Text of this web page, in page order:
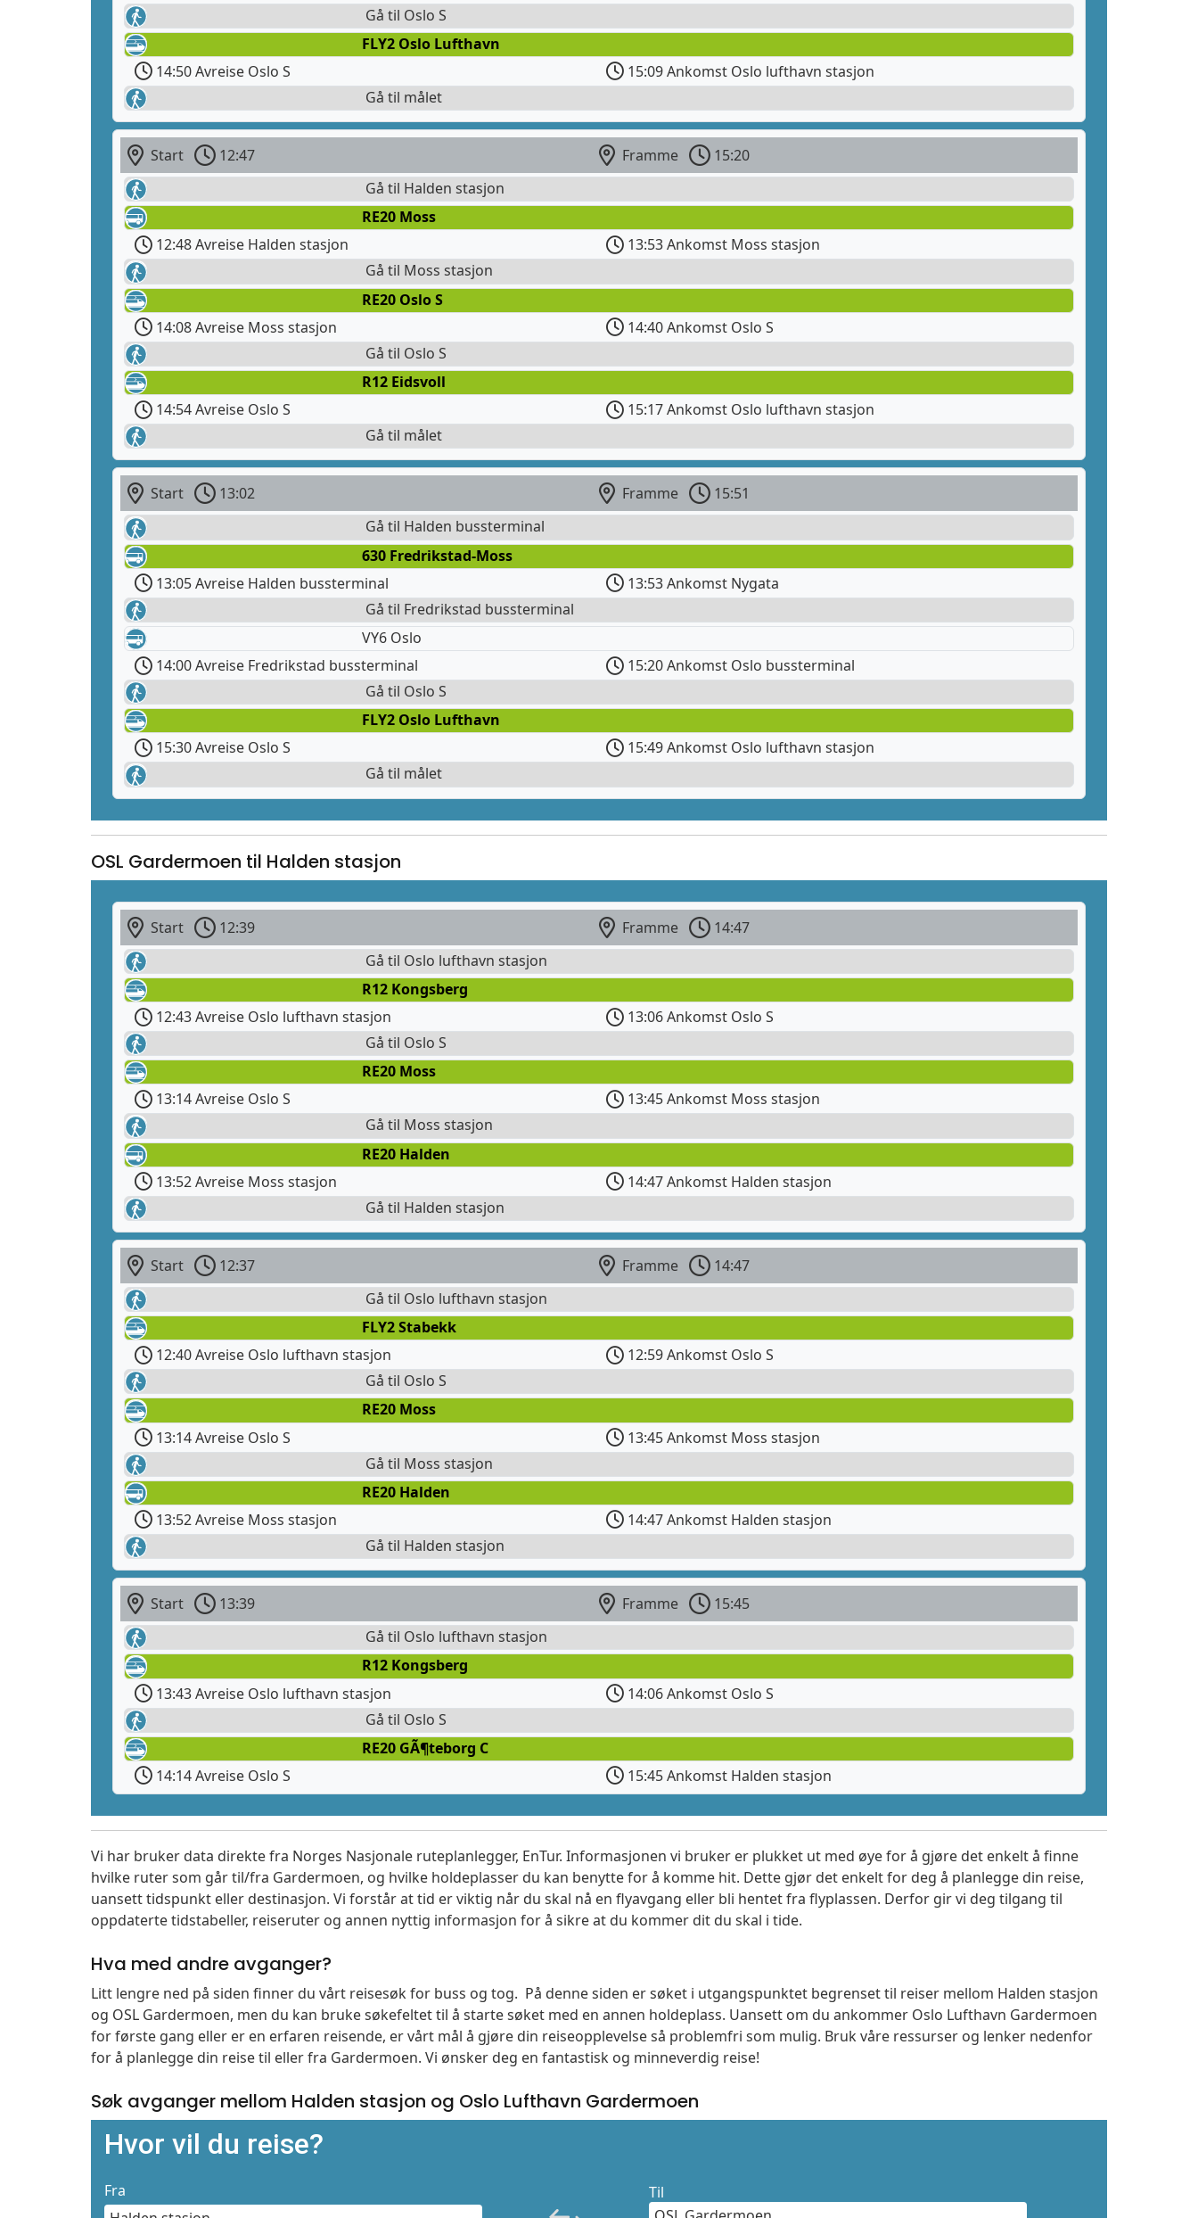
Gå til Oslo S
FLY2 Oslo Lufthavn
14:50 Avreise Oslo S
15:09 Ankomst Oslo lufthavn stasjon
Gå til målet
Start 12:47 Framme
15:20
Gå til Halden stasjon
RE20 Moss
12:48 Avreise Halden stasjon
13:53 Ankomst Moss stasjon
Gå til Moss stasjon
RE20 Oslo S
14:08 Avreise Moss stasjon
14:40 Ankomst Oslo S
Gå til Oslo S
R12 Eidsvoll
14:54 Avreise Oslo S
15:17 Ankomst Oslo lufthavn stasjon
Gå til målet
Start 13:02 Framme
15:51
Gå til Halden bussterminal
630 Fredrikstad-Moss
13:05 Avreise Halden bussterminal
13:53 Ankomst Nygata
Gå til Fredrikstad bussterminal
VY6 Oslo
14:00 Avreise Fredrikstad bussterminal
15:20 Ankomst Oslo bussterminal
Gå til Oslo S
FLY2 Oslo Lufthavn
15:30 Avreise Oslo S
15:49 Ankomst Oslo lufthavn stasjon
Gå til målet
OSL Gardermoen til Halden stasjon
Start 12:39 Framme
14:47
Gå til Oslo lufthavn stasjon
R12 Kongsberg
12:43 Avreise Oslo lufthavn stasjon
13:06 Ankomst Oslo S
Gå til Oslo S
RE20 Moss
13:14 Avreise Oslo S
13:45 Ankomst Moss stasjon
Gå til Moss stasjon
RE20 Halden
13:52 Avreise Moss stasjon
14:47 Ankomst Halden stasjon
Gå til Halden stasjon
Start 12:37 Framme
14:47
Gå til Oslo lufthavn stasjon
FLY2 Stabekk
12:40 Avreise Oslo lufthavn stasjon
12:59 Ankomst Oslo S
Gå til Oslo S
RE20 Moss
13:14 Avreise Oslo S
13:45 Ankomst Moss stasjon
Gå til Moss stasjon
RE20 Halden
13:52 Avreise Moss stasjon
14:47 Ankomst Halden stasjon
Gå til Halden stasjon
Start 13:39 Framme
15:45
Gå til Oslo lufthavn stasjon
R12 Kongsberg
13:43 Avreise Oslo lufthavn stasjon
14:06 Ankomst Oslo S
Gå til Oslo S
RE20 GÃ¶teborg C
14:14 Avreise Oslo S
15:45 Ankomst Halden stasjon
Vi har bruker data direkte fra Norges Nasjonale ruteplanlegger, EnTur. Informasjonen vi bruker er plukket ut med øye for å gjøre det enkelt å finne
hvilke ruter som går til/fra Gardermoen, og hvilke holdeplasser du kan benytte for å komme hit. Dette gjør det enkelt for deg å planlegge din reise,
uansett tidspunkt eller destinasjon. Vi forstår at tid er viktig når du skal nå en flyavgang eller bli hentet fra flyplassen. Derfor gir vi deg tilgang til
oppdaterte tidstabeller, reiseruter og annen nyttig informasjon for å sikre at du kommer dit du skal i tide.
Hva med andre avganger?
Litt lengre ned på siden finner du vårt reisesøk for buss og tog. På denne siden er søket i utgangspunktet begrenset til reiser mellom Halden stasjon
og OSL Gardermoen, men du kan bruke søkefeltet til å starte søket med en annen holdeplass. Uansett om du ankommer Oslo Lufthavn Gardermoen
for første gang eller er en erfaren reisende, er vårt mål å gjøre din reiseopplevelse så problemfri som mulig. Bruk våre ressurser og lenker nedenfor
for å planlegge din reise til eller fra Gardermoen. Vi ønsker deg en fantastisk og minneverdig reise!
Søk avganger mellom Halden stasjon og Oslo Lufthavn Gardermoen
Hvor vil du reise?
Fra Til